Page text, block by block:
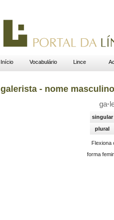
Início Vocabulário Lince
galerista - nome masculino
ga·
singular
plural
Flexiona
forma